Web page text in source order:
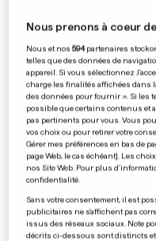
Argentine
L. Messi
-
29
Lisandro Martínez
-
92
Diney Borges
-
111
c.s.c)
Tous
Nous prenons à coeur
Nous et nos594partenaires
telles que des données de
appareil. Si vous sélectionnez
charge les finalités affichées dans
des données pour fournir ». Si les
possible que certains contenus et
pas pertinents pour vous. Vous
vos choix ou pour retirer votre
Gérer mes préférences en bas de
page Web, le cas échéant]. Les
nos Site Web. Pour plus
confidentialité.
Sans votre consentement, il est
publicitaires ne s'affichent pas
issus des réseaux sociaux. Note
décrits ci-dessous sont distincts et